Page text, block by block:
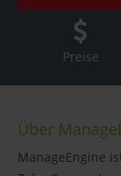
Preise
Über
ManageEngine